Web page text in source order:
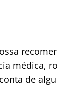
médica,
de